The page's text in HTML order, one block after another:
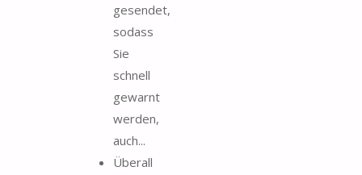
gesendet,
sodass
Sie
schnell
gewarnt
werden,
auch...
Überall